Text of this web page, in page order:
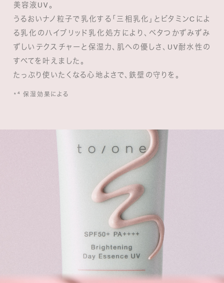
美容液UV。
うるおいナノ粒子で乳化する「三相乳化」とビタミンCによ
る乳化のハイブリッド乳化処方により、 ベタつかずみずみ
ずしいテクスチャーと保湿力、肌への優しさ、UV耐水性の
すべてを叶えました。
たっぷり使いたくなる心地よさで、鉄壁の守りを。
*⁴ 保湿効果による